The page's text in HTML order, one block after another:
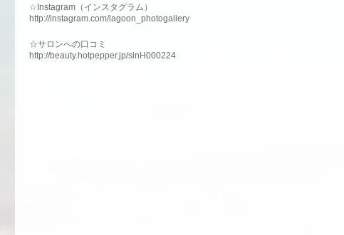
☆Instagram（インスタグラム）
http://instagram.com/lagoon_photogallery
☆サロンへの口コミ
http://beauty.hotpepper.jp/slnH000224